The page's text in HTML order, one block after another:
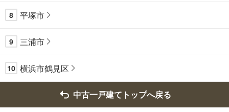
8 平塚市
9 三浦市
10 横浜市鶴見区
中古一戸建てトップへ戻る